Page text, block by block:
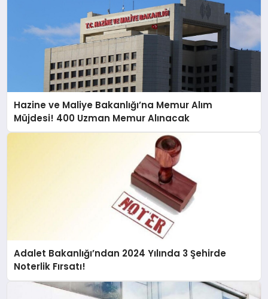
Hazine ve Maliye Bakanlığı’na Memur Alım
Müjdesi! 400 Uzman Memur Alınacak
Adalet Bakanlığı’ndan 2024 Yılında 3 Şehirde
Noterlik Fırsatı!